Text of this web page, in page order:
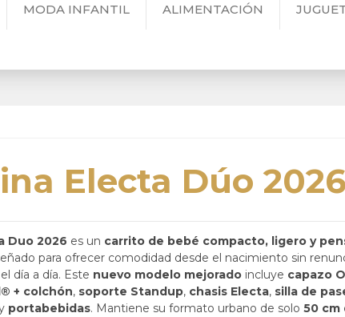
MODA INFANTIL ALIMENTACIÓN
Electa Dúo 2026
Duo 2026 es un carrito de bebé compacto, ligero y
para ofrecer comodidad desde el nacimiento sin
día a día. Este nuevo modelo mejoradoincluye capazo
+ colchón, soporte Standup, chasis Electa, silla de
portabebidas. Mantiene su formato urbano de solo 50 cm